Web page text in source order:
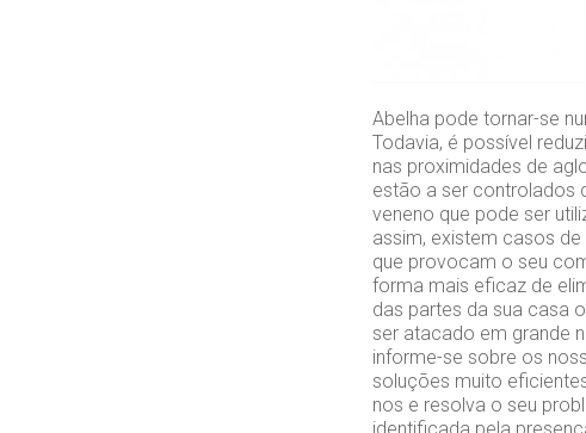
Abelha pode tornar-se
Todavia, é possível
nas proximidades de
estão a ser controlados
veneno que pode ser
assim, existem casos
que provocam o seu
forma mais eficaz de
das partes da sua casa
ser atacado em grande
informe-se sobre os
soluções muito
nos e resolva o seu
identificada pela